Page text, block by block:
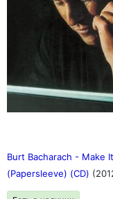
Burt Bacharach - Make
(Papersleeve) (CD)